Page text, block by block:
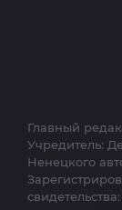
Главный
Учредитель:
Ненецкого